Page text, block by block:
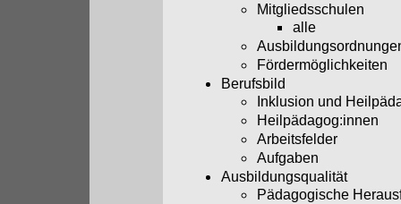
Mitgliedsschulen
alle
Fördermöglichkeiten
Berufsbild
Inklusion und
Heilpädagog:innen
Arbeitsfelder
Aufgaben
Ausbildungsqualität
Pädagogische